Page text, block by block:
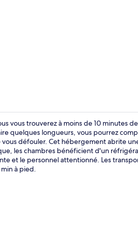
vous trouverez à moins de 10 minutes
quelques longueurs, vous pourrez
défouler. Cet hébergement abrite
les chambres bénéficient d'un
et le personnel attentionné. Les
à pied.